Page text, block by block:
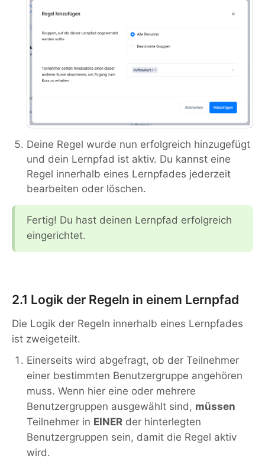
Deine Regel wurde nun erfolgreich hinzugefügt
und dein Lernpfad ist aktiv. Du kannst eine
Regel innerhalb eines Lernpfades jederzeit
bearbeiten oder löschen.
Fertig! Du hast deinen Lernpfad erfolgreich
eingerichtet.
2.1 Logik der Regeln in einem Lernpfad
Die Logik der Regeln innerhalb eines Lernpfades
ist zweigeteilt.
Einerseits wird abgefragt, ob der Teilnehmer
einer bestimmten Benutzergruppe angehören
muss. Wenn hier eine oder mehrere
Benutzergruppen ausgewählt sind, müssen
Teilnehmer in EINER der hinterlegten
Benutzergruppen sein, damit die Regel aktiv
wird.